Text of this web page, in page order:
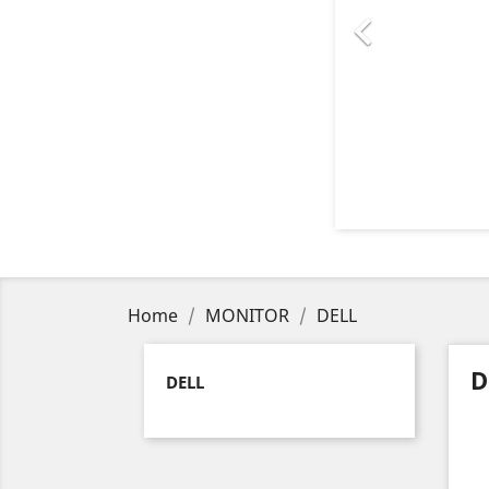

Home MONITOR DELL
DELL